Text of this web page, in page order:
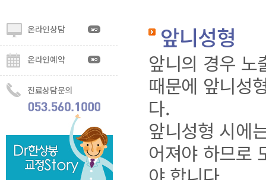
온라인상담
온라인예약
진료상담문의
앞니성형
앞니의 경우 노
때문에 앞니성
다.
앞니성형 시에
어져야 하므로